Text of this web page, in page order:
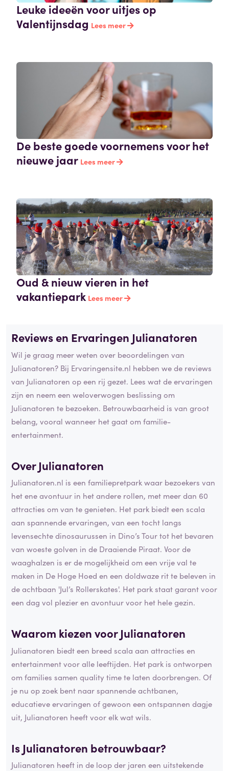
Leuke ideeën voor uitjes op
Valentijnsdag Lees meer
De beste goede voornemens voor het
nieuwe jaar Lees meer
Oud & nieuw vieren in het
vakantiepark Lees meer
Reviews en Ervaringen Julianatoren
Wil je graag meer weten over beoordelingen van
Julianatoren? Bij Ervaringensite.nl hebben we de reviews
van Julianatoren op een rij gezet. Lees wat de ervaringen
zijn en neem een weloverwogen beslissing om
Julianatoren te bezoeken. Betrouwbaarheid is van groot
belang, vooral wanneer het gaat om familie-
entertainment.
Over Julianatoren
Julianatoren.nl is een familiepretpark waar bezoekers van
het ene avontuur in het andere rollen, met meer dan 60
attracties om van te genieten. Het park biedt een scala
aan spannende ervaringen, van een tocht langs
levensechte dinosaurussen in Dino’s Tour tot het bevaren
van woeste golven in de Draaiende Piraat. Voor de
waaghalzen is er de mogelijkheid om een vrije val te
maken in De Hoge Hoed en een doldwaze rit te beleven in
de achtbaan 'Jul’s Rollerskates'. Het park staat garant voor
een dag vol plezier en avontuur voor het hele gezin.
Waarom kiezen voor Julianatoren
Julianatoren biedt een breed scala aan attracties en
entertainment voor alle leeftijden. Het park is ontworpen
om families samen quality time te laten doorbrengen. Of
je nu op zoek bent naar spannende achtbanen,
educatieve ervaringen of gewoon een ontspannen dagje
uit, Julianatoren heeft voor elk wat wils.
Is Julianatoren betrouwbaar?
Julianatoren heeft in de loop der jaren een uitstekende